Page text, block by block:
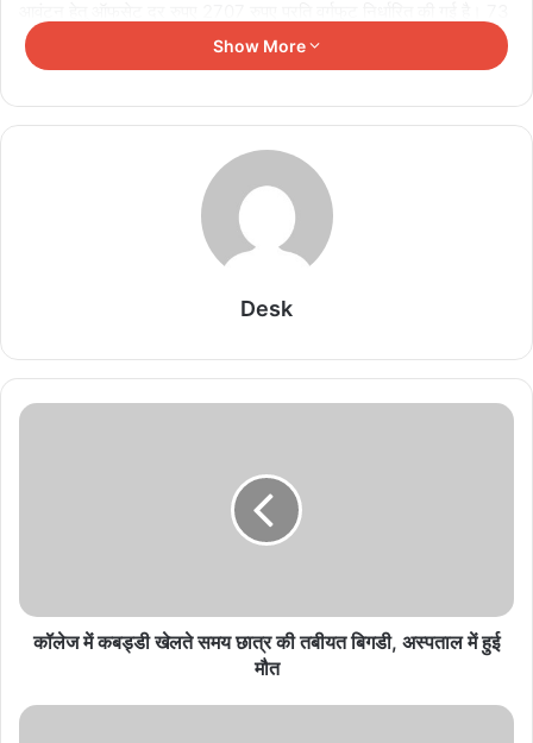
आवासीय भूखंड विभिन्न सेक्टरों में उपलब्ध है जिसमें 2000 वर्गफुट से छोटे भूखंड
की ऑफसेट दर रुपए 1979 प्रति वर्गफुट तथा 2 हजार से बडें भूखंड 1884
रुपए प्रति वर्गफुट की निर्धारित की गई है। निविदा प्रपत्र प्राधिकरण की वेबसाईट
Show More
Desk
कॉलेज में कबड्डी खेलते समय छात्र की तबीयत बिगडी, अस्पताल में हुई
मौत